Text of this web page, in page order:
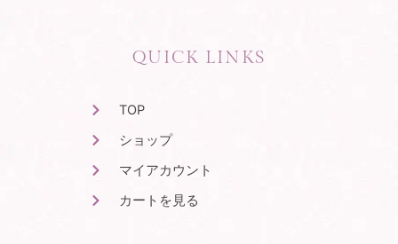
QUICK LINKS
TOP
ショップ
マイアカウント
カートを見る